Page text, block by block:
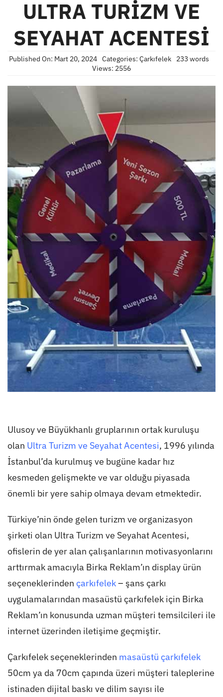
ULTRA TURİZM VE
SEYAHAT ACENTESİ
Published On: Mart 20, 2024 Categories: Çarkıfelek
233 words
Views: 2556
Ulusoy ve Büyükhanlı gruplarının ortak kuruluşu
olan Ultra Turizm ve Seyahat Acentesi, 1996 yılında
İstanbul’da kurulmuş ve bugüne kadar hız
kesmeden gelişmekte ve var olduğu piyasada
önemli bir yere sahip olmaya devam etmektedir.
Türkiye’nin önde gelen turizm ve organizasyon
şirketi olan Ultra Turizm ve Seyahat Acentesi,
ofislerin de yer alan çalışanlarının motivasyonlarını
arttırmak amacıyla Birka Reklam’ın display ürün
seçeneklerinden çarkıfelek– şans çarkı
uygulamalarından masaüstü çarkıfelek için Birka
Reklam’ın konusunda uzman müşteri temsilcileri ile
internet üzerinden iletişime geçmiştir.
Çarkıfelek seçeneklerinden masaüstü çarkıfelek
50cm ya da 70cm çapında üzeri müşteri taleplerine
istinaden dijital baskı ve dilim sayısı ile